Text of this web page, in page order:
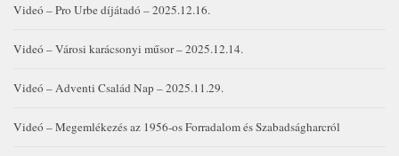
Videó – Pro Urbe díjátadó – 2025.12.16.
Videó – Városi karácsonyi műsor – 2025.12.14.
Videó – Adventi Család Nap – 2025.11.29.
Videó – Megemlékezés az 1956-os Forradalom és Szabadságharcról